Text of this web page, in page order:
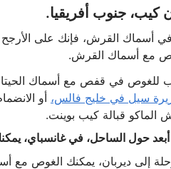
أسماك القرش، فإنك على الأرجح
مع أسماك القرش.
للغوص في قفص مع أسماك
سيل في خليج فالس، أو
قبالة كيب بوينت.
حول الساحل، في غانسباي،
إلى ديربان، يمكنك الغوص